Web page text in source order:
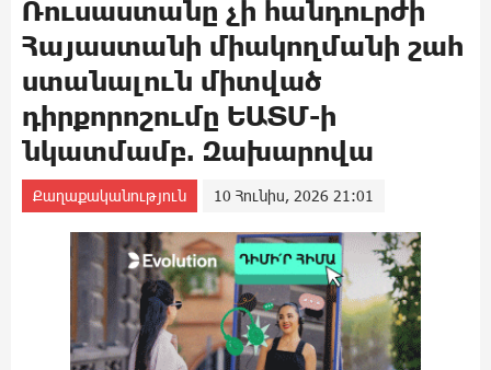
Ռուսաստանը չի հանդուրժի
Հայաստանի միակողմանի շահ
ստանալուն միտված
դիրքորոշումը ԵԱՏՄ-ի
նկատմամբ. Զախարովա
Քաղաքականություն 10 Հունիս, 2026 21:01